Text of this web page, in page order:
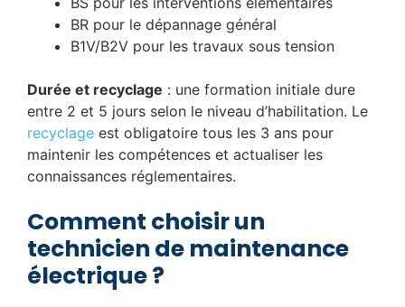
BR pour le dépannage général
B1V/B2V pour les travaux sous tension
Durée et recyclage : une formation initiale dure
entre 2 et 5 jours selon le niveau d’habilitation. Le
recyclage est obligatoire tous les 3 ans pour
maintenir les compétences et actualiser les
connaissances réglementaires.
Comment choisir un
technicien de maintenance
électrique ?